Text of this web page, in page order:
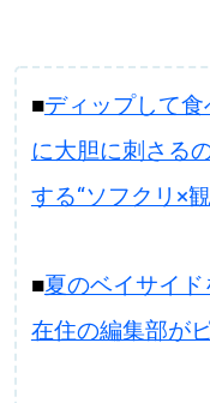
■ディップして
に大胆に刺さる
する“ソフクリ×
■夏のベイサイ
在住の編集部が